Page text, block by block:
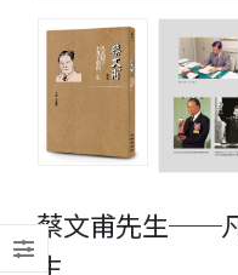
蔡文甫先生──
生